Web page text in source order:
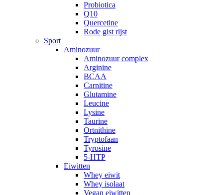
Probiotica
Q10
Quercetine
Rode gist rijst
Sport
Aminozuur
Aminozuur complex
Arginine
BCAA
Carnitine
Glutamine
Leucine
Lysine
Taurine
Ortnithine
Tryptofaan
Tyrosine
5-HTP
Eiwitten
Whey eiwit
Whey isolaat
Vegan eiwitten